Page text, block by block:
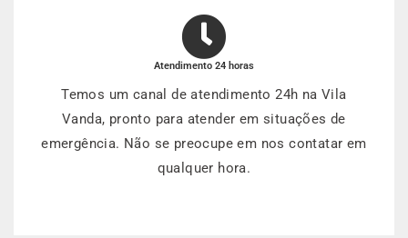
Atendimento 24 horas
Temos um canal de atendimento 24h na Vila
Vanda, pronto para atender em situações de
emergência. Não se preocupe em nos contatar em
qualquer hora.